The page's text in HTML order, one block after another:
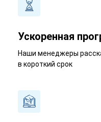
Ускоренная
Наши менеджеры
в короткий срок